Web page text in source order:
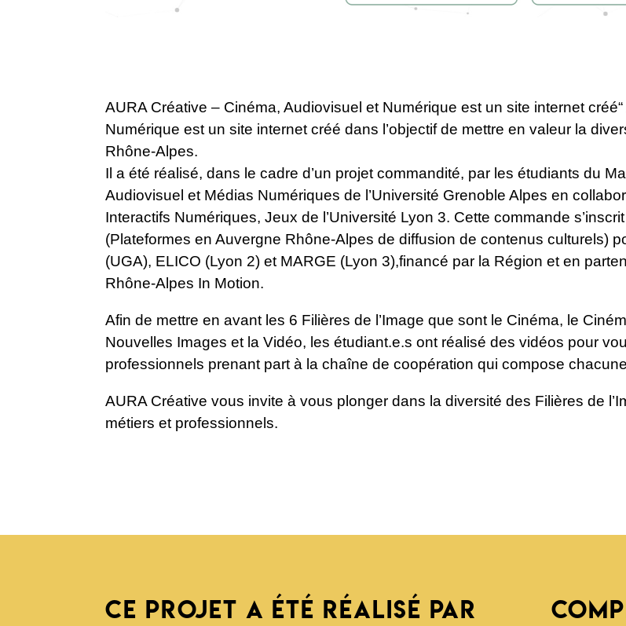
AURA Créative – Cinéma, Audiovisuel et Numérique est un site internet
Numérique est un site internet créé dans l’objectif de mettre en valeur la
Rhône-Alpes.
Il a été réalisé, dans le cadre d’un projet commandité, par les étudiants du
Audiovisuel et Médias Numériques de l’Université Grenoble Alpes en
Interactifs Numériques, Jeux de l’Université Lyon 3. Cette commande
(Plateformes en Auvergne Rhône-Alpes de diffusion de contenus culturels)
(UGA), ELICO (Lyon 2) et MARGE (Lyon 3),financé par la Région et en
Rhône-Alpes In Motion.
Afin de mettre en avant les 6 Filières de l’Image que sont le Cinéma, le
Nouvelles Images et la Vidéo, les étudiant.e.s ont réalisé des vidéos pour
professionnels prenant part à la chaîne de coopération qui compose
AURA Créative vous invite à vous plonger dans la diversité des Filières de
métiers et professionnels.
CE PROJET A ÉTÉ RÉALISÉ PAR